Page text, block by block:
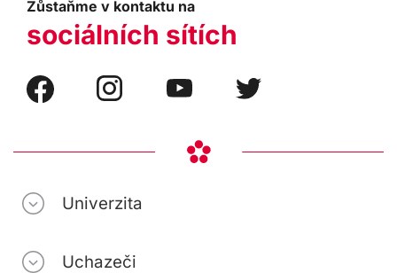
Zůstaňme v kontaktu na
sociálních sítích
Univerzita
Uchazeči